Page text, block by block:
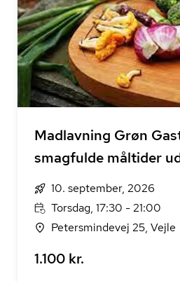
Madlavning Grøn
smagfulde måltider
10. september, 2026
Torsdag, 17:30 - 21:00
Petersmindevej 25, Vejle
1.100 kr.